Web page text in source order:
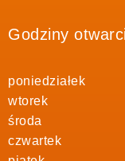
Godziny
poniedziałek
wtorek
środa
czwartek